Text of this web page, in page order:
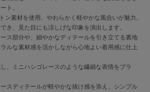
ト。
ン素材を使用、やわらかく軽やかな風合いが魅力。
き、見た目にも涼しげな印象を演出します。
ス部分や、細やかなディテールを引き立てる裏地
ルな素材感を活かしながら心地よい着用感に仕上
、ミニハシゴレースのような繊細な表情をプラ
スディテールが軽やかな抜け感を添え、シンプル